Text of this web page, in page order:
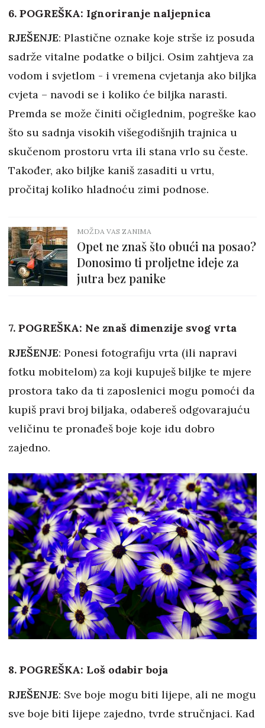
6. POGREŠKA: Ignoriranje naljepnica
RJEŠENJE: Plastične oznake koje strše iz posuda
sadrže vitalne podatke o biljci. Osim zahtjeva za
vodom i svjetlom - i vremena cvjetanja ako biljka
cvjeta – navodi se i koliko će biljka narasti.
Premda se može činiti očiglednim, pogreške kao
što su sadnja visokih višegodišnjih trajnica u
skučenom prostoru vrta ili stana vrlo su česte.
Također, ako biljke kaniš zasaditi u vrtu,
pročitaj koliko hladnoću zimi podnose.
MOŽDA VAS ZANIMA
Opet ne znaš što obući na posao?
Donosimo ti proljetne ideje za
jutra bez panike
7. POGREŠKA: Ne znaš dimenzije svog vrta
RJEŠENJE: Ponesi fotografiju vrta (ili napravi
fotku mobitelom) za koji kupuješ biljke te mjere
prostora tako da ti zaposlenici mogu pomoći da
kupiš pravi broj biljaka, odabereš odgovarajuću
veličinu te pronađeš boje koje idu dobro
zajedno.
8. POGREŠKA: Loš odabir boja
RJEŠENJE: Sve boje mogu biti lijepe, ali ne mogu
sve boje biti lijepe zajedno, tvrde stručnjaci. Kad